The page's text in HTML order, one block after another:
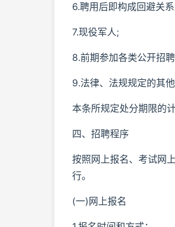
6.聘用后即构成回避关
7.现役军人;
8.前期参加各类公开招
9.法律、法规规定的其他
本条所规定处分期限的
四、招聘程序
按照网上报名、考试网
行。
(一)网上报名